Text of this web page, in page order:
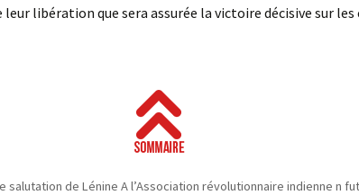
leur libération que sera assurée la victoire décisive sur
salutation de Lénine A l’Association révolutionnaire indienne n